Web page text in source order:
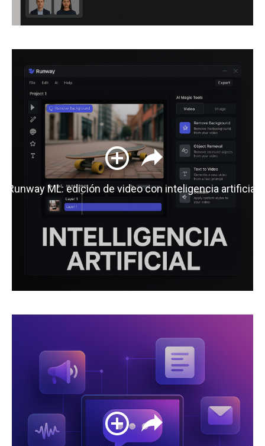
Runway ML: edición de video con inteligencia artificial